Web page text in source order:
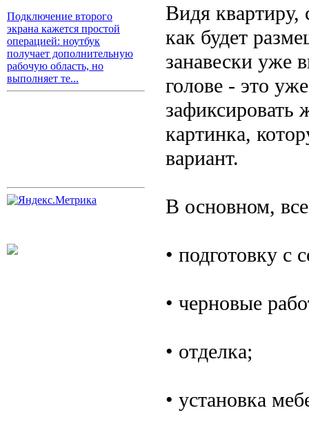
Подключение второго
экрана кажется простой
операцией: ноутбук
получает дополнительную
рабочую область, но
выполняет те...
Видя квартиру,
как будет
занавески уже
голове - это
зафиксировать
картинка,
вариант.
В основном,
• подготовку с
• черновые
• отделка;
• установка